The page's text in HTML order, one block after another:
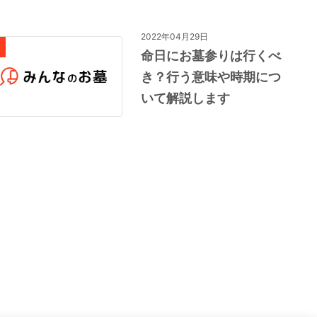
2022年04月29日
命日にお墓参りは行くべ
き？行う意味や時期につ
いて解説します